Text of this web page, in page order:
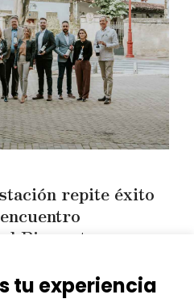
repite éxito
Piamonte
edición como un...
tu experiencia